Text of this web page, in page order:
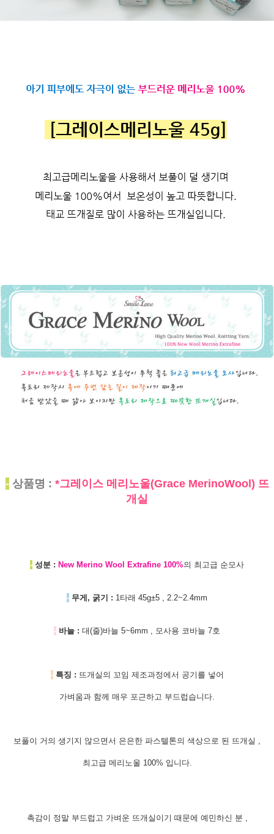
- 상품명 : *그레이스 메리노울(Grace MerinoWool) 뜨
개실
- 성분 : New Merino Wool Extrafine 100%의 최고급 순모사
- 무게, 굵기 : 1타래 45g±5 , 2.2~2.4mm
- 바늘 : 대(줄)바늘 5~6mm , 모사용 코바늘 7호
- 특징 : 뜨개실의 꼬임 제조과정에서 공기를 넣어
가벼움과 함께 매우 포근하고 부드럽습니다.
보풀이 거의 생기지 않으면서 은은한 파스텔톤의 색상으로 된 뜨개실 ,
최고급 메리노울 100% 입니다.
촉감이 정말 부드럽고 가벼운 뜨개실이기 때문에 예민하신 분 ,